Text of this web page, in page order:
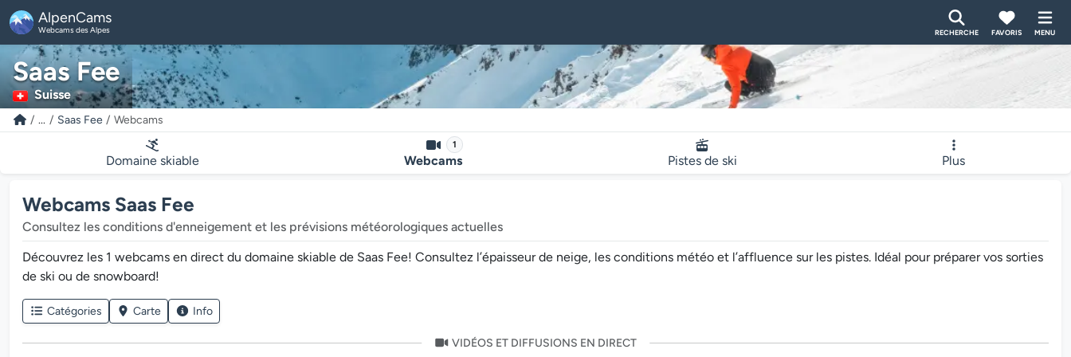
AlpenCams
Webcams des Alpes RECHERCHE FAVORIS MENU
Saas Fee
Suisse
... Saas Fee Webcams
Domaine skiable
1
Webcams Pistes de ski Plus
Webcams Saas Fee
Consultez les conditions d'enneigement et les prévisions météorologiques actuelles
Découvrez les 1 webcams en direct du domaine skiable de Saas Fee! Consultez l’épaisseur de neige, les conditions météo et l’affluence sur les pistes. Idéal pour préparer vos sorties
de ski ou de snowboard!
Catégories Carte Info
VIDÉOS ET DIFFUSIONS EN DIRECT